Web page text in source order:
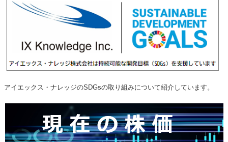
アイエックス・ナレッジのSDGsの取り組みについて紹介しています。